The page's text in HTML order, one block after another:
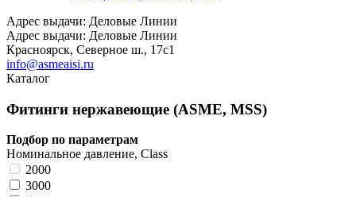
Адрес выдачи: Деловые Линии
Адрес выдачи: Деловые Линии
Красноярск, Северное ш., 17с1
info@asmeaisi.ru
Каталог
Фитинги нержавеющие (ASME, MSS)
Подбор по параметрам
Номинальное давление, Class
2000
3000